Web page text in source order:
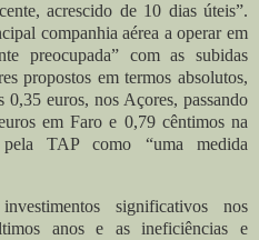
acrescido de 10 dias úteis”.
companhia aérea a operar em
preocupada” com as subidas
propostos em termos absolutos,
euros, nos Açores, passando
em Faro e 0,79 cêntimos na
TAP como “uma medida
significativos nos
anos e as ineficiências e